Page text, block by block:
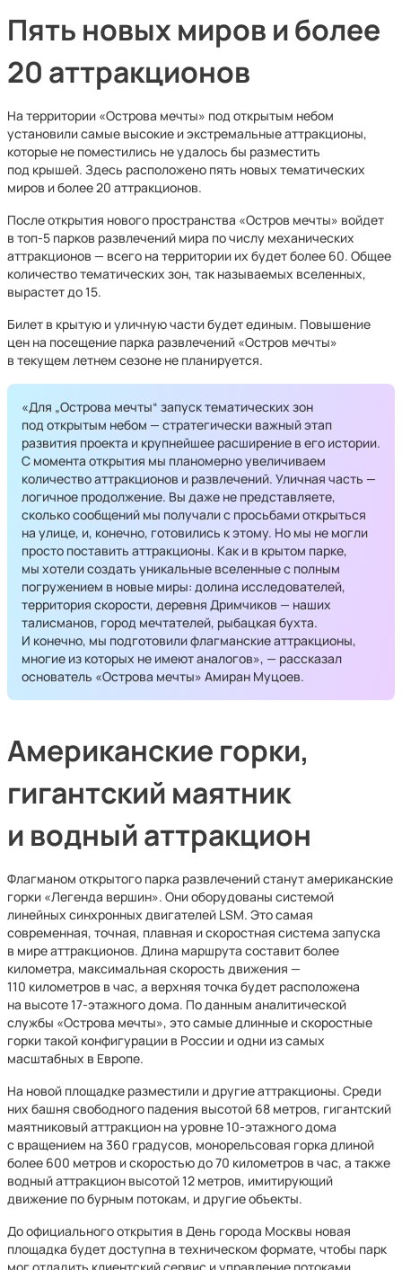
Пять новых миров и более
20 аттракционов
На территории «Острова мечты» под открытым небом
установили самые высокие и экстремальные аттракционы,
которые не поместились не удалось бы разместить
под крышей. Здесь расположено пять новых тематических
миров и более 20 аттракционов.
После открытия нового пространства «Остров мечты» войдет
в топ-5 парков развлечений мира по числу механических
аттракционов — всего на территории их будет более 60. Общее
количество тематических зон, так называемых вселенных,
вырастет до 15.
Билет в крытую и уличную части будет единым. Повышение
цен на посещение парка развлечений «Остров мечты»
в текущем летнем сезоне не планируется.
«Для „Острова мечты“ запуск тематических зон
под открытым небом — стратегически важный этап
развития проекта и крупнейшее расширение в его истории.
С момента открытия мы планомерно увеличиваем
количество аттракционов и развлечений. Уличная часть —
логичное продолжение. Вы даже не представляете,
сколько сообщений мы получали с просьбами открыться
на улице, и, конечно, готовились к этому. Но мы не могли
просто поставить аттракционы. Как и в крытом парке,
мы хотели создать уникальные вселенные с полным
погружением в новые миры: долина исследователей,
территория скорости, деревня Дримчиков — наших
талисманов, город мечтателей, рыбацкая бухта.
И конечно, мы подготовили флагманские аттракционы,
многие из которых не имеют аналогов», — рассказал
основатель «Острова мечты» Амиран Муцоев.
Американские горки,
гигантский маятник
и водный аттракцион
Флагманом открытого парка развлечений станут американские
горки «Легенда вершин». Они оборудованы системой
линейных синхронных двигателей LSM. Это самая
современная, точная, плавная и скоростная система запуска
в мире аттракционов. Длина маршрута составит более
километра, максимальная скорость движения —
110 километров в час, а верхняя точка будет расположена
на высоте 17-этажного дома. По данным аналитической
службы «Острова мечты», это самые длинные и скоростные
горки такой конфигурации в России и одни из самых
масштабных в Европе.
На новой площадке разместили и другие аттракционы. Среди
них башня свободного падения высотой 68 метров, гигантский
маятниковый аттракцион на уровне 10-этажного дома
с вращением на 360 градусов, монорельсовая горка длиной
более 600 метров и скоростью до 70 километров в час, а также
водный аттракцион высотой 12 метров, имитирующий
движение по бурным потокам, и другие объекты.
До официального открытия в День города Москвы новая
площадка будет доступна в техническом формате, чтобы парк